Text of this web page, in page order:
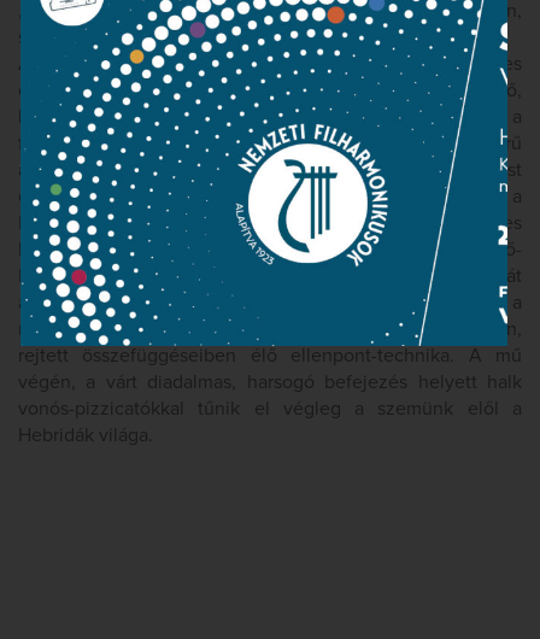
„tanult” komponista szerkesztőművészete rejtve maradjon,
s helyette a táj- és hangulatfestés kerüljön előtérbe.
A klasszikus szonátaformában megkomponált darab teljes
egészében a kezdőmotívumra épül. A nyitány középső,
kidolgozási része különleges színeivel hívja fel magára a
figyelmet; a fúvósok és a vonósok ellentétes karakterű
anyagának váltakozása egyfajta sztereo-térhatást
eredményez. Itt a zeneszerző egy időre eltávolodik a
Hebridáktól, és a német romantika egyik jellegzetes
karakterét, a Weber Bűvös vadászából jól ismert erdő-
hangot idézi meg. Mintegy az egész mű összefoglalását
adja a hatalmas terjedelmű coda, amelyben felszínre tör a
mindvégig háttérbe szorított, csak a zene mély rétegeiben,
rejtett összefüggéseiben élő ellenpont-technika. A mű
végén, a várt diadalmas, harsogó befejezés helyett halk
vonós-pizzicatókkal tűnik el végleg a szemünk elől a
Hebridák világa.